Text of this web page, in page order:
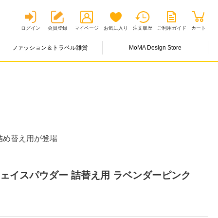
ログイン 会員登録 マイページ お気に入り 注文履歴 ご利用ガイド カート
ファッション＆トラベル雑貨 MoMA Design Store
め替え用が登場
イスパウダー 詰替え用 ラベンダーピンク